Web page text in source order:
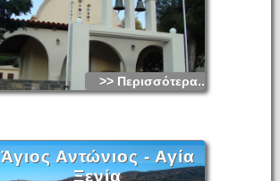
>> Περισσότερα...
Άγιος Αντώνιος - Αγία
Ξενία